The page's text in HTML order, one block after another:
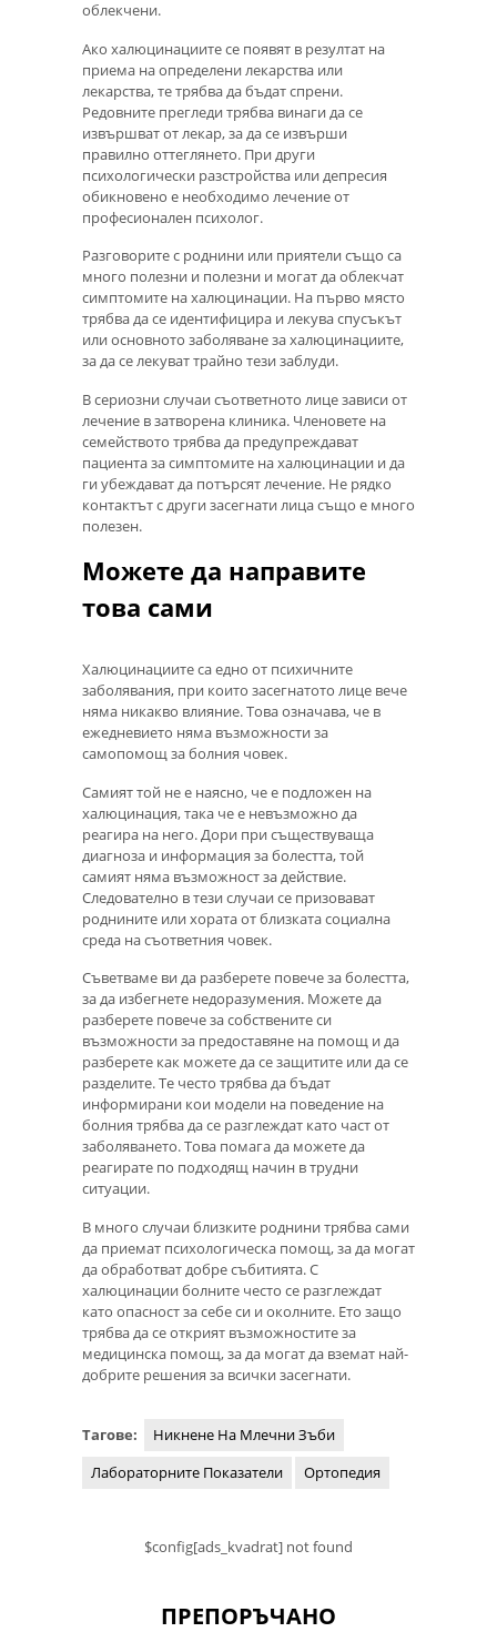
облекчени.
Ако халюцинациите се появят в резултат на
приема на определени лекарства или
лекарства, те трябва да бъдат спрени.
Редовните прегледи трябва винаги да се
извършват от лекар, за да се извърши
правилно оттеглянето. При други
психологически разстройства или депресия
обикновено е необходимо лечение от
професионален психолог.
Разговорите с роднини или приятели също са
много полезни и полезни и могат да облекчат
симптомите на халюцинации. На първо място
трябва да се идентифицира и лекува спусъкът
или основното заболяване за халюцинациите,
за да се лекуват трайно тези заблуди.
В сериозни случаи съответното лице зависи от
лечение в затворена клиника. Членовете на
семейството трябва да предупреждават
пациента за симптомите на халюцинации и да
ги убеждават да потърсят лечение. Не рядко
контактът с други засегнати лица също е много
полезен.
Можете да направите
това сами
Халюцинациите са едно от психичните
заболявания, при които засегнатото лице вече
няма никакво влияние. Това означава, че в
ежедневието няма възможности за
самопомощ за болния човек.
Самият той не е наясно, че е подложен на
халюцинация, така че е невъзможно да
реагира на него. Дори при съществуваща
диагноза и информация за болестта, той
самият няма възможност за действие.
Следователно в тези случаи се призовават
роднините или хората от близката социална
среда на съответния човек.
Съветваме ви да разберете повече за болестта,
за да избегнете недоразумения. Можете да
разберете повече за собствените си
възможности за предоставяне на помощ и да
разберете как можете да се защитите или да се
разделите. Те често трябва да бъдат
информирани кои модели на поведение на
болния трябва да се разглеждат като част от
заболяването. Това помага да можете да
реагирате по подходящ начин в трудни
ситуации.
В много случаи близките роднини трябва сами
да приемат психологическа помощ, за да могат
да обработват добре събитията. С
халюцинации болните често се разглеждат
като опасност за себе си и околните. Ето защо
трябва да се открият възможностите за
медицинска помощ, за да могат да вземат най-
добрите решения за всички засегнати.
Тагове:
Никнене На Млечни Зъби
Лабораторните Показатели
Ортопедия
$config[ads_kvadrat] not found
ПРЕПОРЪЧАНО